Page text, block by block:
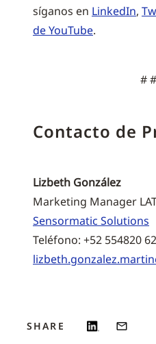
síganos en LinkedIn,
de YouTube.
#
Contacto de
Lizbeth González
Marketing Manager
Sensormatic Solutions
Teléfono: +52 554820
SHARE